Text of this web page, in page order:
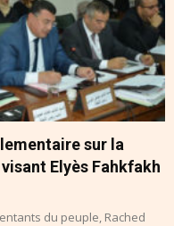
sur la
Elyès Fahkfakh
du peuple, Rached